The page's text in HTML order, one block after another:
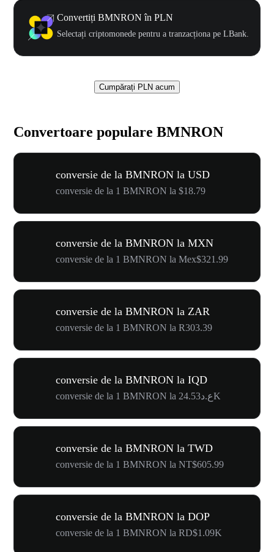
Convertiți BMNRON în PLN
Selectați criptomonede pentru a tranzacționa pe LBank.
Cumpărați PLN acum
Convertoare populare BMNRON
conversie de la BMNRON la USD
conversie de la 1 BMNRON la $18.79
conversie de la BMNRON la MXN
conversie de la 1 BMNRON la Mex$321.99
conversie de la BMNRON la ZAR
conversie de la 1 BMNRON la R303.39
conversie de la BMNRON la IQD
conversie de la 1 BMNRON la ع.د24.53K
conversie de la BMNRON la TWD
conversie de la 1 BMNRON la NT$605.99
conversie de la BMNRON la DOP
conversie de la 1 BMNRON la RD$1.09K